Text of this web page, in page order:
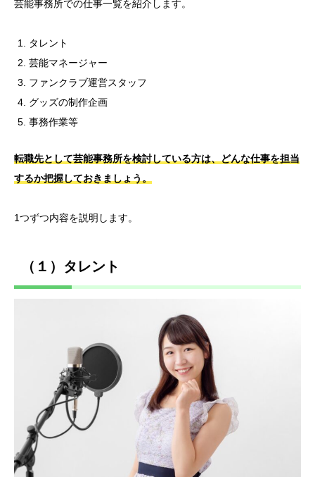
芸能事務所での仕事一覧を紹介します。
タレント
芸能マネージャー
ファンクラブ運営スタッフ
グッズの制作企画
事務作業等
転職先として芸能事務所を検討している方は、どんな仕事を担当
するか把握しておきましょう。
1つずつ内容を説明します。
（１）タレント